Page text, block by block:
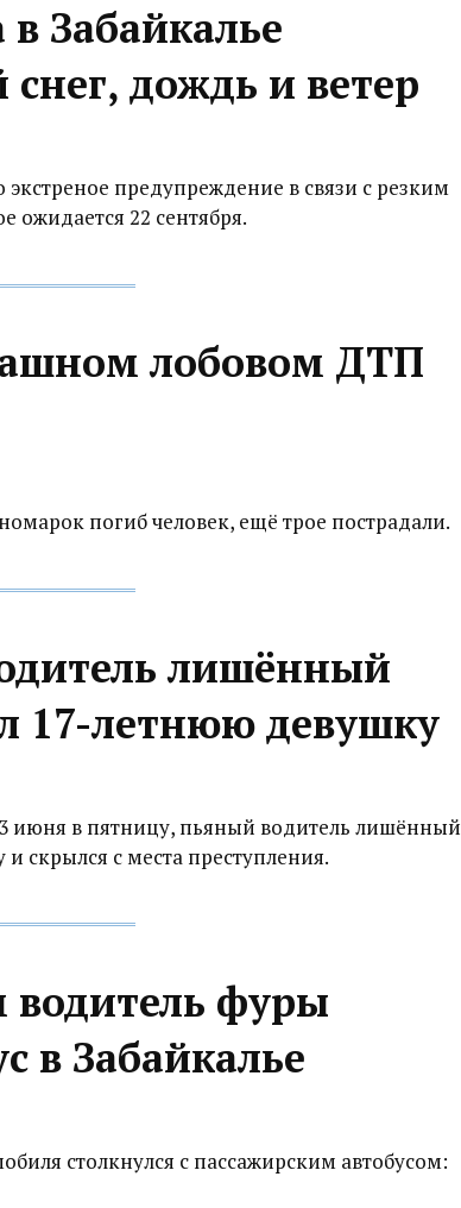
Забайкалье
дождь и ветер
предупреждение в связи с резким
ожидается 22 сентября.
лобовом ДТП
погиб человек, ещё трое пострадали.
лишённый
17-летнюю девушку
июня в пятницу, пьяный водитель лишённый
скрылся с места преступления.
водитель фуры
в Забайкалье
столкнулся с пассажирским автобусом: